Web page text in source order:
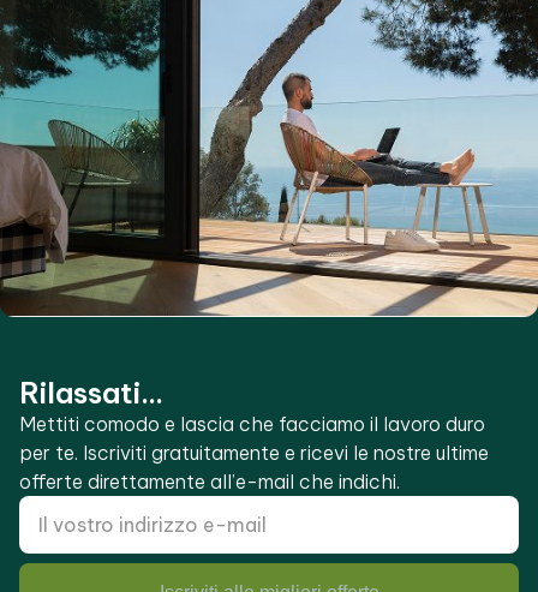
Rilassati...
Mettiti comodo e lascia che facciamo il lavoro duro
per te. Iscriviti gratuitamente e ricevi le nostre ultime
offerte direttamente all’e-mail che indichi.